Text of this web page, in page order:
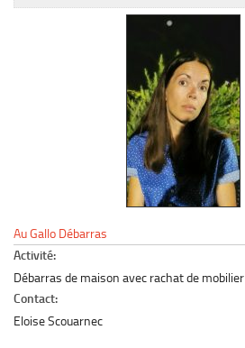
Le marché du mobilier d’occasion
Au Gallo Débarras
Activité:
Débarras de maison avec rachat de mobilier
Contact:
Eloise Scouarnec